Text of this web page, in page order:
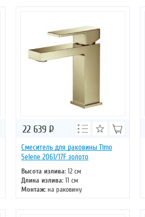
Управление: однорычажное
Смеситель для раковины Timo
Selene 2061/17F золото
Высота излива: 12 см
Длина излива: 11 см
Монтаж: на раковину
Тип излива: литой
Управление: однорычажное
22 639 Р